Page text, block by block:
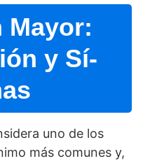
Mayor:
y Sí­
uno de los
más comunes y,